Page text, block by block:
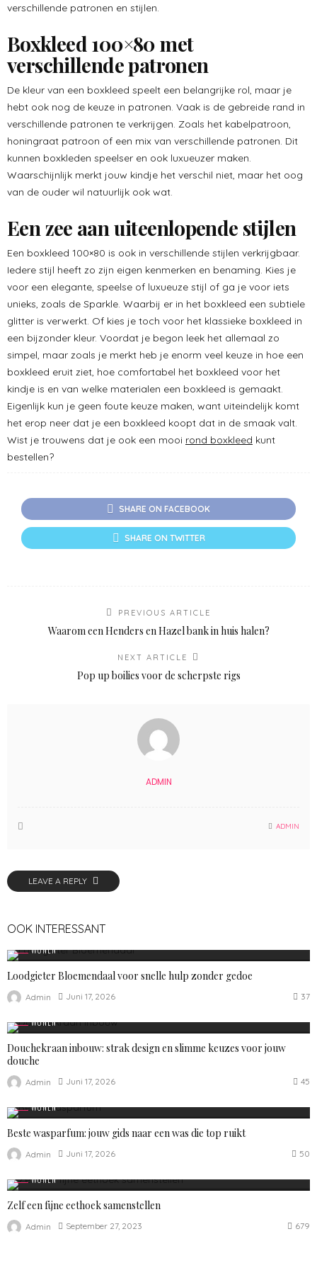
verschillende patronen en stijlen.
Boxkleed 100×80 met
verschillende patronen
De kleur van een boxkleed speelt een belangrijke rol, maar je
hebt ook nog de keuze in patronen. Vaak is de gebreide rand in
verschillende patronen te verkrijgen. Zoals het kabelpatroon,
honingraat patroon of een mix van verschillende patronen. Dit
kunnen boxkleden speelser en ook luxueuzer maken.
Waarschijnlijk merkt jouw kindje het verschil niet, maar het oog
van de ouder wil natuurlijk ook wat.
Een zee aan uiteenlopende stijlen
Een boxkleed 100×80 is ook in verschillende stijlen verkrijgbaar.
Iedere stijl heeft zo zijn eigen kenmerken en benaming. Kies je
voor een elegante, speelse of luxueuze stijl of ga je voor iets
unieks, zoals de Sparkle. Waarbij er in het boxkleed een subtiele
glitter is verwerkt. Of kies je toch voor het klassieke boxkleed in
een bijzonder kleur. Voordat je begon leek het allemaal zo
simpel, maar zoals je merkt heb je enorm veel keuze in hoe een
boxkleed eruit ziet, hoe comfortabel het boxkleed voor het
kindje is en van welke materialen een boxkleed is gemaakt.
Eigenlijk kun je geen foute keuze maken, want uiteindelijk komt
het erop neer dat je een boxkleed koopt dat in de smaak valt.
Wist je trouwens dat je ook een mooi rond boxkleed kunt
bestellen?
SHARE ON FACEBOOK
SHARE ON TWITTER
PREVIOUS ARTICLE
Waarom een Henders en Hazel bank in huis halen?
NEXT ARTICLE
Pop up boilies voor de scherpste rigs
ADMIN
ADMIN
LEAVE A REPLY
OOK INTERESSANT
WONEN
Loodgieter Bloemendaal voor snelle hulp zonder gedoe
Admin Juni 17, 2026 37
WONEN
Douchekraan inbouw: strak design en slimme keuzes voor jouw
douche
Admin Juni 17, 2026 45
WONEN
Beste wasparfum: jouw gids naar een was die top ruikt
Admin Juni 17, 2026 50
WONEN
Zelf een fijne eethoek samenstellen
Admin September 27, 2023 679